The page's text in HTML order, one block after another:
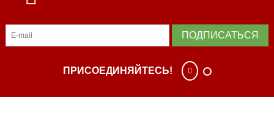
ПОДПИСАТЬСЯ
ПРИСОЕДИНЯЙТЕСЬ!